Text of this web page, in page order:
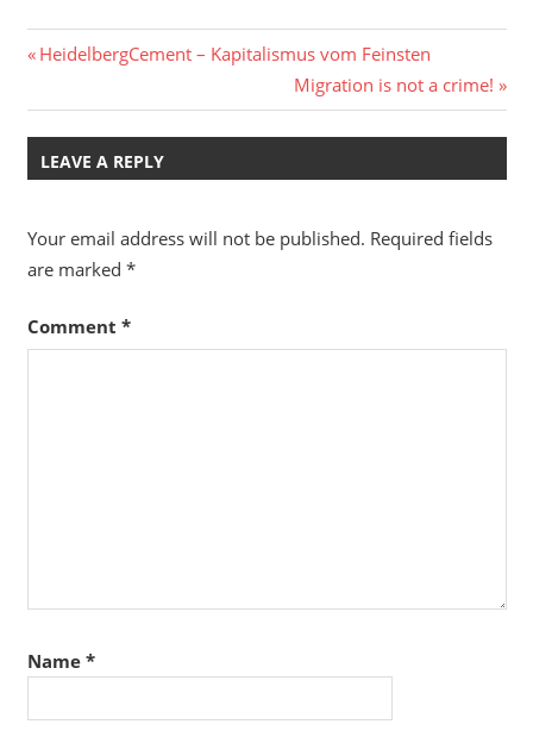
Post
navigation
Previous
HeidelbergCement – Kapitalismus vom Feinsten
Next
Post:
Migration is not a crime!
LEAVE A REPLY
Your email address will not be published. Required fields
are marked *
Comment *
Name *